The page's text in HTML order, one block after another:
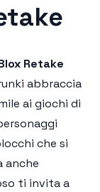
Retake
abbraccia
ai giochi di
che si
anche
ti invita a